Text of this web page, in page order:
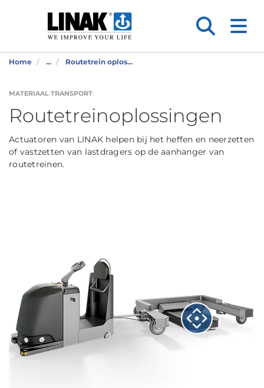
Home ... Routetrein oplos...
MATERIAAL TRANSPORT
Routetreinoplossingen
Actuatoren van LINAK helpen bij het heffen en neerzetten
of vastzetten van lastdragers op de aanhanger van
routetreinen.